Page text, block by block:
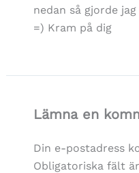
nedan så gjorde
=) Kram på dig
Lämna en
Din e-postadress
Obligatoriska fält